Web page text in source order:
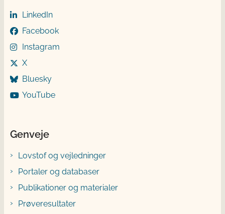
LinkedIn
Facebook
Instagram
X
Bluesky
YouTube
Genveje
Lovstof og vejledninger
Portaler og databaser
Publikationer og materialer
Prøveresultater